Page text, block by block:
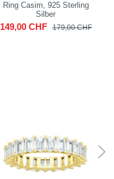
Ring Casim, 925 Sterling
Silber
149,00 CHF 179,00 CHF